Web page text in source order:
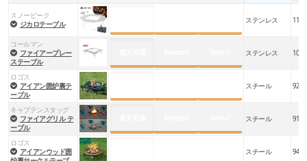
スノーピーク
ジカロテーブル
ステンレス 112
コールマン
ファイアープレー
ステーブル
ステンレス 100
ロゴス
アイアン囲炉裏テ
ーブル
スチール 92.5
キャプテンスタッグ
ファイアグリル テ
ーブル
スチール 91
ロゴス
アイアンウッド囲
スチール 94.5